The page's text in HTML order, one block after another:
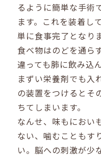
るように簡単な手術
ます。これを装着し
単に食事完了となりま
食べ物はのどを通ら
違っても肺に飲み込
まずい栄養剤でも入
の装置をつけるとそ
ちてしまいます。
なんせ、味もにおい
ない、噛むこともす
い。脳への刺激が少